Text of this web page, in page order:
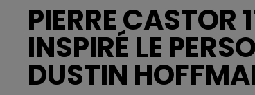
PIERRE
INSPIRÉ LE
DUSTIN